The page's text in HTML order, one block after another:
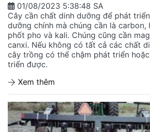
01/08/2023 5:38:48 SA
Cây cần chất dinh dưỡng để phát
dưỡng chính mà chúng cần là carbon,
phốt pho và kali. Chúng cũng cần
canxi. Nếu không có tất cả các chất
cây trồng có thể chậm phát triển
triển được.
Xem thêm